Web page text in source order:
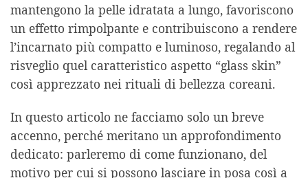
mantengono la pelle idratata a lungo, favoriscono
un effetto rimpolpante e contribuiscono a rendere
l’incarnato più compatto e luminoso, regalando al
risveglio quel caratteristico aspetto “glass skin”
così apprezzato nei rituali di bellezza coreani.
In questo articolo ne facciamo solo un breve
accenno, perché meritano un approfondimento
dedicato: parleremo di come funzionano, del
motivo per cui si possono lasciare in posa così a